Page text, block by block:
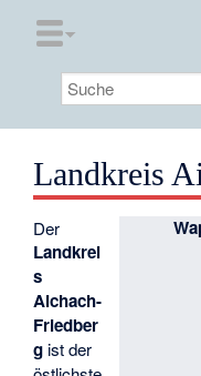
Landkreis
Der
Landkrei
s
Aichach-
Friedber
g ist der